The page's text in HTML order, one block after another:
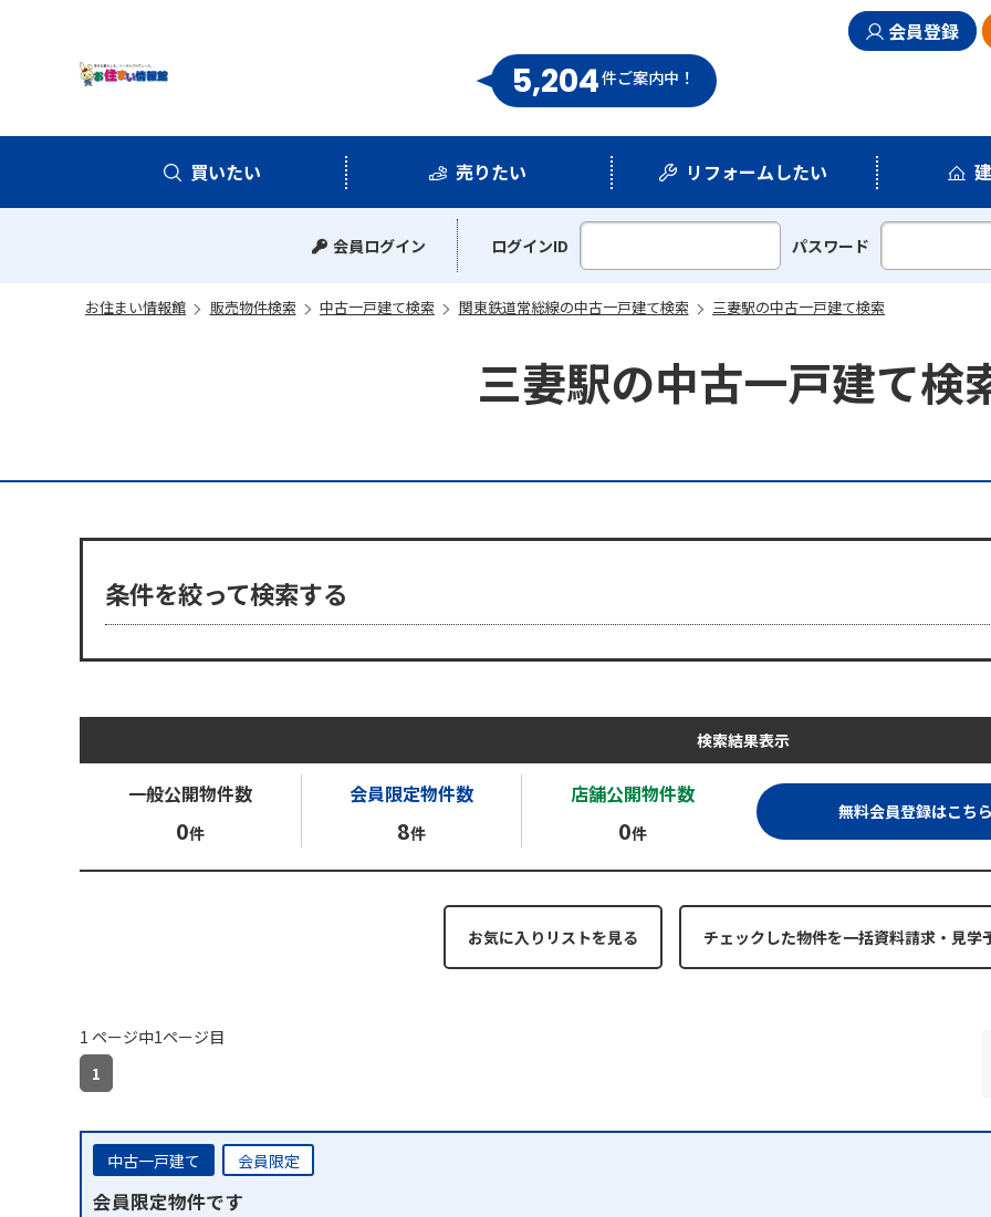
お住まい情報館
5,204件ご案内中！
会員登録
買いたい
中古一戸建て
中古マンション
新築一戸建て
土地
売りたい リフォームしたい
シミュレーション
リフォームプラン
会員ログイン ログインID パスワード
お住まい情報館 販売物件検索 中古一戸建て検索 関東鉄道常総線の中古一戸建て検索 三妻駅の中古一戸建て検索
三妻駅の中古一戸建て検
条件を絞って検索する
検索結果表示
一般公開物件数
0件
会員限定物件数
8件
店舗公開物件数
0件
無料会員登録はこち
お気に入りリストを見る
1 ページ中1ページ目
1
中古一戸建て 会員限定
会員限定物件です